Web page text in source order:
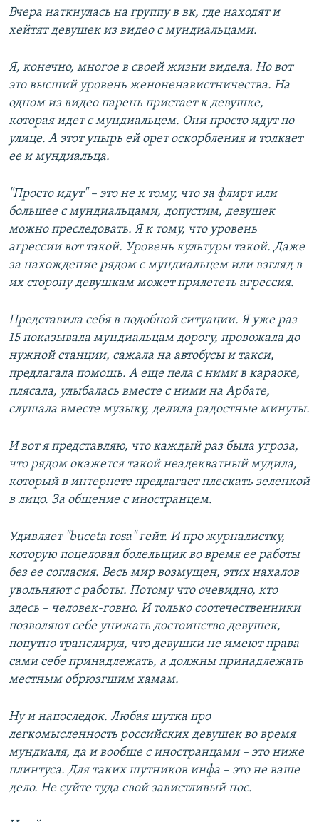
Вчера наткнулась на группу в вк, где находят и
хейтят девушек из видео с мундиальцами.
Я, конечно, многое в своей жизни видела. Но вот
это высший уровень женоненавистничества. На
одном из видео парень пристает к девушке,
которая идет с мундиальцем. Они просто идут по
улице. А этот упырь ей орет оскорбления и толкает
ее и мундиальца.
"Просто идут" – это не к тому, что за флирт или
большее с мундиальцами, допустим, девушек
можно преследовать. Я к тому, что уровень
агрессии вот такой. Уровень культуры такой. Даже
за нахождение рядом с мундиальцем или взгляд в
их сторону девушкам может прилететь агрессия.
Представила себя в подобной ситуации. Я уже раз
15 показывала мундиальцам дорогу, провожала до
нужной станции, сажала на автобусы и такси,
предлагала помощь. А еще пела с ними в караоке,
плясала, улыбалась вместе с ними на Арбате,
слушала вместе музыку, делила радостные минуты.
И вот я представляю, что каждый раз была угроза,
что рядом окажется такой неадекватный мудила,
который в интернете предлагает плескать зеленкой
в лицо. За общение с иностранцем.
Удивляет "buсeta rosa" гейт. И про журналистку,
которую поцеловал болельщик во время ее работы
без ее согласия. Весь мир возмущен, этих нахалов
увольняют с работы. Потому что очевидно, кто
здесь – человек-говно. И только соотечественники
позволяют себе унижать достоинство девушек,
попутно транслируя, что девушки не имеют права
сами себе принадлежать, а должны принадлежать
местным обрюзгшим хамам.
Ну и напоследок. Любая шутка про
легкомысленность российских девушек во время
мундиаля, да и вообще с иностранцами – это ниже
плинтуса. Для таких шутников инфа – это не ваше
дело. Не суйте туда свой завистливый нос.